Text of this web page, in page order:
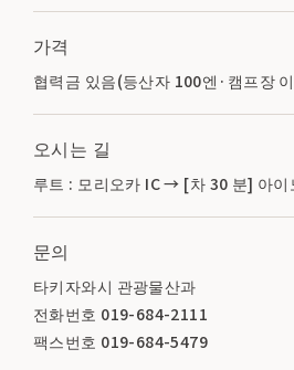
가격
협력금 있음(등산자 100엔·캠프장
오시는 길
루트 : 모리오카 IC → [차 30 분] 아이
문의
타키자와시 관광물산과
전화번호 019-684-2111
팩스번호 019-684-5479